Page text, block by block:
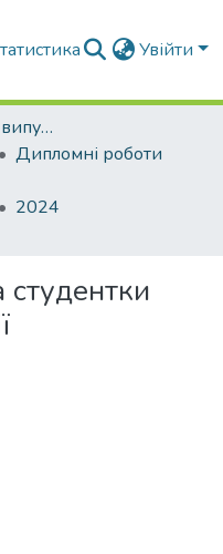
Увійти
Атестаційні роботи випускників
Дипломні роботи
2024
студентки